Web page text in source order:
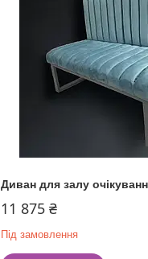
Диван для залу
11 875 ₴
Під замовлення